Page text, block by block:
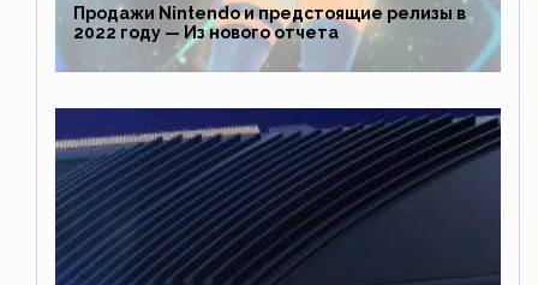
Продажи Nintendo и предстоящие релизы в
2022 году — Из нового отчета